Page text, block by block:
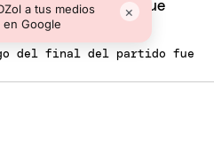
a tus medios
Google
×
del final del partido fue